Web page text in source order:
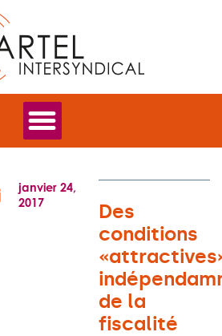
janvier 24,
2017
Des
conditions
de la
fiscalité